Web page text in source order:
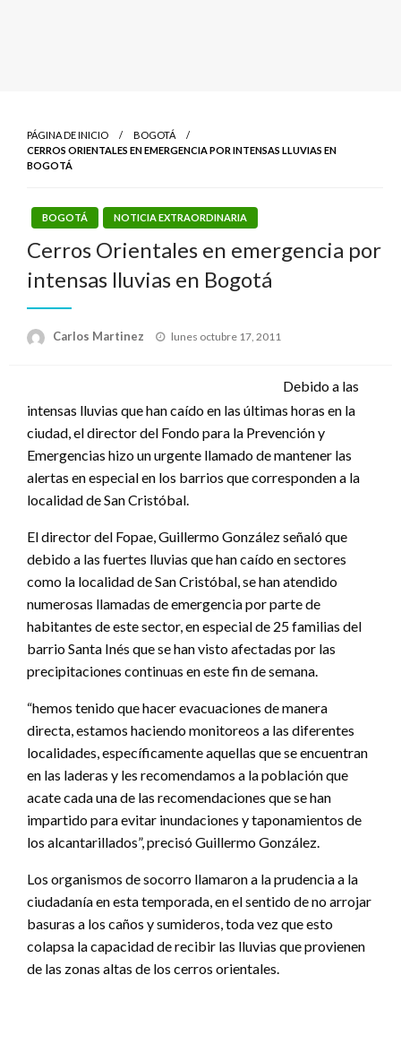
PÁGINA DE INICIO
BOGOTÁ
CERROS ORIENTALES EN EMERGENCIA POR INTENSAS LLUVIAS EN
BOGOTÁ
BOGOTÁ NOTICIA EXTRAORDINARIA
Cerros Orientales en emergencia por
intensas lluvias en Bogotá
Carlos Martinez
Publicado
lunes octubre 17, 2011
Debido a las
intensas lluvias que han caído en las últimas horas en la
ciudad, el director del Fondo para la Prevención y
Emergencias hizo un urgente llamado de mantener las
alertas en especial en los barrios que corresponden a la
localidad de San Cristóbal.
El director del Fopae, Guillermo González señaló que
debido a las fuertes lluvias que han caído en sectores
como la localidad de San Cristóbal, se han atendido
numerosas llamadas de emergencia por parte de
habitantes de este sector, en especial de 25 familias del
barrio Santa Inés que se han visto afectadas por las
precipitaciones continuas en este fin de semana.
“hemos tenido que hacer evacuaciones de manera
directa, estamos haciendo monitoreos a las diferentes
localidades, específicamente aquellas que se encuentran
en las laderas y les recomendamos a la población que
acate cada una de las recomendaciones que se han
impartido para evitar inundaciones y taponamientos de
los alcantarillados”, precisó Guillermo González.
Los organismos de socorro llamaron a la prudencia a la
ciudadanía en esta temporada, en el sentido de no arrojar
basuras a los caños y sumideros, toda vez que esto
colapsa la capacidad de recibir las lluvias que provienen
de las zonas altas de los cerros orientales.